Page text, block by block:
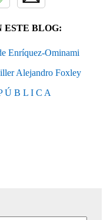
ESTE BLOG:
Enríquez-Ominami
Alejandro Foxley
Ú B L I C A